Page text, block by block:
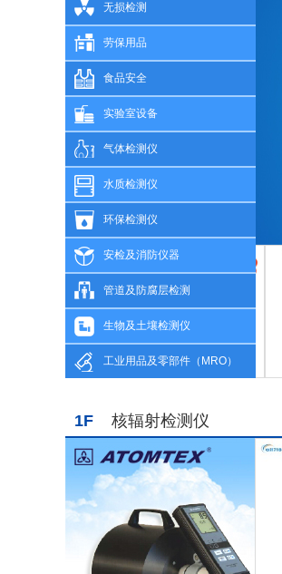
无损检测
劳保用品
食品安全
实验室设备
气体检测仪
水质检测仪
环保检测仪
安检及消防仪器
管道及防腐层检测
生物及土壤检测仪
工业用品及零部件（MRO）
3 4
FRAX150扫频响应分析仪
1F 核辐射检测仪